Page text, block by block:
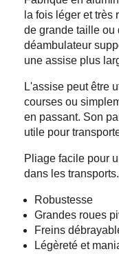
la fois léger et très
de grande taille ou
déambulateur
une assise plus
L'assise peut être
courses ou
en passant. Son
utile pour
Pliage facile pour
dans les transports.
Robustesse
Grandes roues
Freins
Légèreté et